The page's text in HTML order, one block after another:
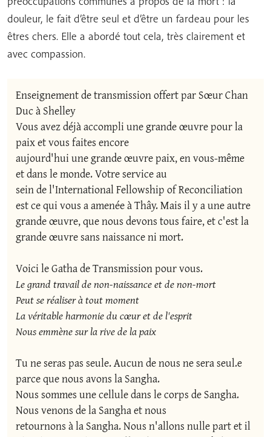
douleur, le fait d’être seul et d’être un fardeau pour les
êtres chers. Elle a abordé tout cela, très clairement et
avec compassion.
Enseignement de transmission offert par Sœur Chan
Duc à Shelley
Vous avez déjà accompli une grande œuvre pour la
paix et vous faites encore
aujourd'hui une grande œuvre paix, en vous-même
et dans le monde. Votre service au
sein de l'International Fellowship of Reconciliation
est ce qui vous a amenée à Thây. Mais il y a une autre
grande œuvre, que nous devons tous faire, et c'est la
grande œuvre sans naissance ni mort.
Le grand travail de non-naissance et de non-mort
Peut se réaliser à tout moment
La véritable harmonie du cœur et de l'esprit
Tu ne seras pas seule. Aucun de nous ne sera seul.e
parce que nous avons la Sangha.
Nous sommes une cellule dans le corps de Sangha.
Nous venons de la Sangha et nous
retournons à la Sangha. Nous n'allons nulle part et il